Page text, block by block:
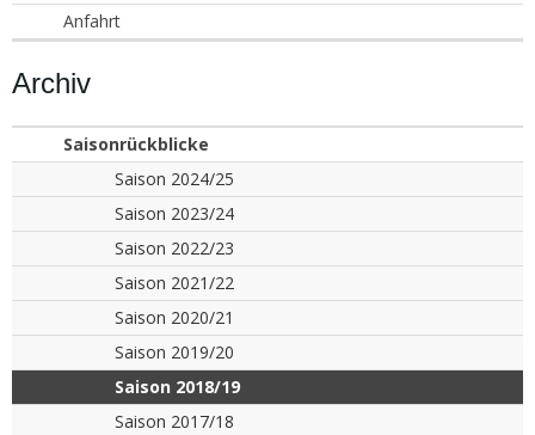
Anfahrt
Archiv
Saisonrückblicke
Saison 2024/25
Saison 2023/24
Saison 2022/23
Saison 2021/22
Saison 2020/21
Saison 2019/20
Saison 2018/19
Saison 2017/18